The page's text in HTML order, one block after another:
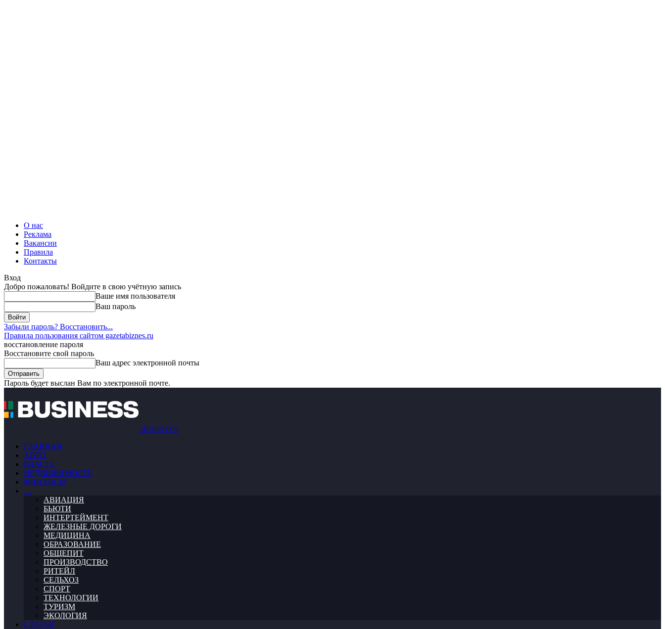
О нас
Реклама
Вакансии
Правила
Контакты
Вход
Добро пожаловать! Войдите в свою учётную запись
Ваше имя пользователя
Ваш пароль
Забыли пароль? Восстановить...
Правила пользования сайтом gazetabiznes.ru
восстановление пароля
Восстановите свой пароль
Ваш адрес электронной почты
Пароль будет выслан Вам по электронной почте.
BUSINESS
ГЛАВНАЯ
АВТО
ВЛАСТЬ
НЕДВИЖИМОСТЬ
ФИНАНСЫ
…
АВИАЦИЯ
БЬЮТИ
ИНТЕРТЕЙМЕНТ
ЖЕЛЕЗНЫЕ ДОРОГИ
МЕДИЦИНА
ОБРАЗОВАНИЕ
ОБЩЕПИТ
ПРОИЗВОДСТВО
РИТЕЙЛ
СЕЛЬХОЗ
СПОРТ
ТЕХНОЛОГИИ
ТУРИЗМ
ЭКОЛОГИЯ
СТАТЬИ